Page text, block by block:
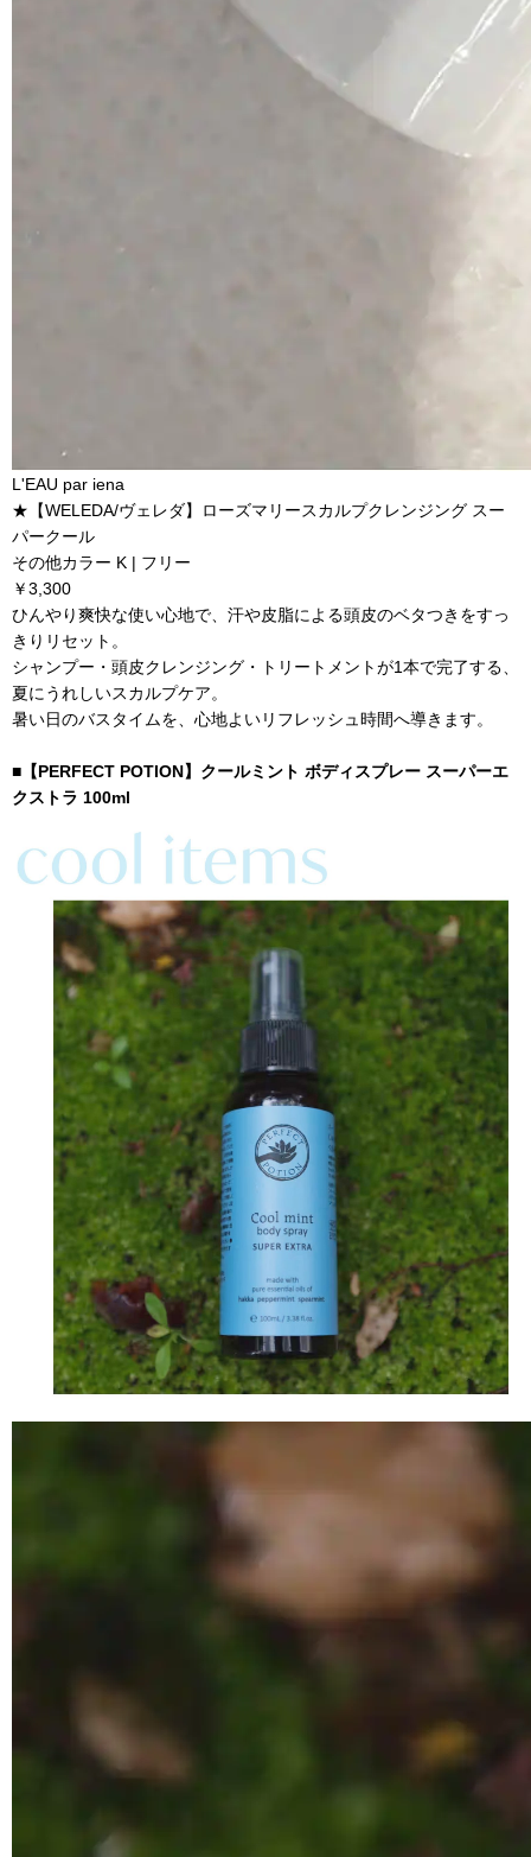
L'EAU par iena
★【WELEDA/ヴェレダ】ローズマリースカルプクレンジング スー
パークール
その他カラー K | フリー
￥3,300
ひんやり爽快な使い心地で、汗や皮脂による頭皮のベタつきをすっ
きりリセット。
シャンプー・頭皮クレンジング・トリートメントが1本で完了する、
夏にうれしいスカルプケア。
暑い日のバスタイムを、心地よいリフレッシュ時間へ導きます。
■【PERFECT POTION】クールミント ボディスプレー スーパーエ
クストラ 100ml